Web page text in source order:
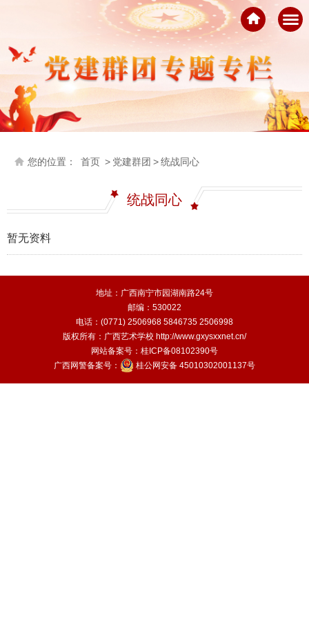
您的位置： 首页 > 党建群团 >统战同心
统战同心
暂无资料
地址：广西南宁市园湖南路24号
邮编：530022
电话：(0771) 2506968 5846735 2506998
版权所有：广西艺术学校 http://www.gxysxxnet.cn/
网站备案号： 桂ICP备08102390号
广西网警备案号：
桂公网安备 45010302001137号